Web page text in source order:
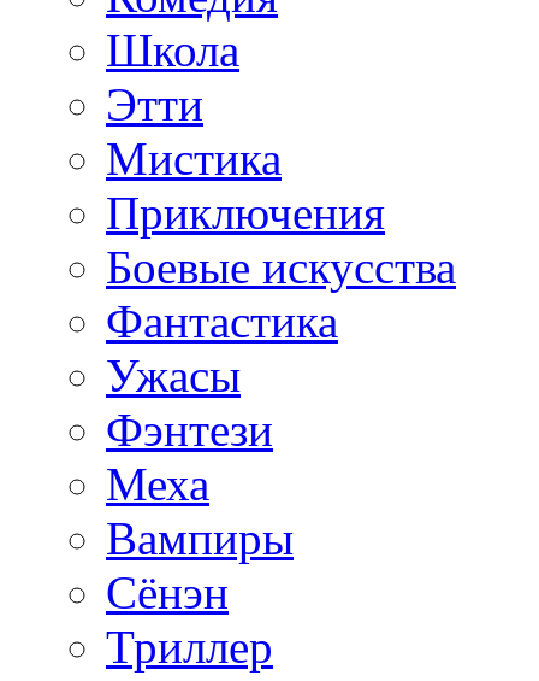
Школа
Этти
Мистика
Приключения
Боевые искусства
Фантастика
Ужасы
Фэнтези
Меха
Вампиры
Сёнэн
Триллер